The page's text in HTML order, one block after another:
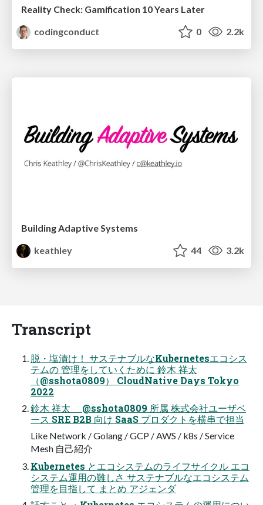
Reality Check: Gamification 10 Years Later
codingconduct
0 2.2k
Building Adaptive Systems
keathley
44 3.2k
Transcript
脱・塩漬け！ サステナブルなKubernetesエコシス
テムの 管理をしていくために 鈴木 祥太
（@sshota0809） CloudNative Days Tokyo
2022
鈴木 祥太 @sshota0809 所属 株式会社ユーザベ
ース SRE B2B 向け SaaS プロダクトを横串で担当
Like Network / Golang / GCP / AWS / k8s / Service
Mesh 自己紹介
Kubernetes とエコシステムのライフサイクル エコ
システム運用の難しさ サステナブルなエコシステム
管理を目指して まとめ アジェンダ